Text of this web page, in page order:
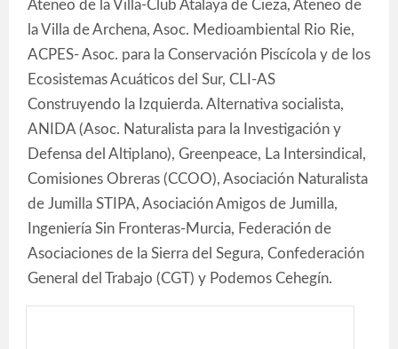
Ateneo de la Villa-Club Atalaya de Cieza, Ateneo de
la Villa de Archena, Asoc. Medioambiental Rio Rie,
ACPES- Asoc. para la Conservación Piscícola y de los
Ecosistemas Acuáticos del Sur, CLI-AS
Construyendo la Izquierda. Alternativa socialista,
ANIDA (Asoc. Naturalista para la Investigación y
Defensa del Altiplano), Greenpeace, La Intersindical,
Comisiones Obreras (CCOO), Asociación Naturalista
de Jumilla STIPA, Asociación Amigos de Jumilla,
Ingeniería Sin Fronteras-Murcia, Federación de
Asociaciones de la Sierra del Segura, Confederación
General del Trabajo (CGT) y Podemos Cehegín.